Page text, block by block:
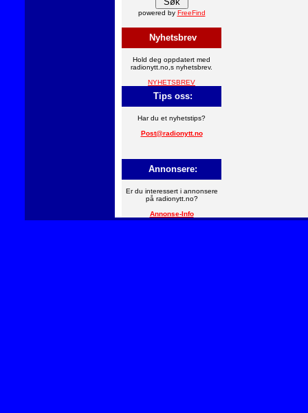
powered by FreeFind
Nyhetsbrev
Hold deg oppdatert med
radionytt.no,s nyhetsbrev.
NYHETSBREV
Tips oss:
Har du et nyhetstips?
Post@radionytt.no
Annonsere:
Er du interessert i annonsere
på radionytt.no?
Annonse-Info